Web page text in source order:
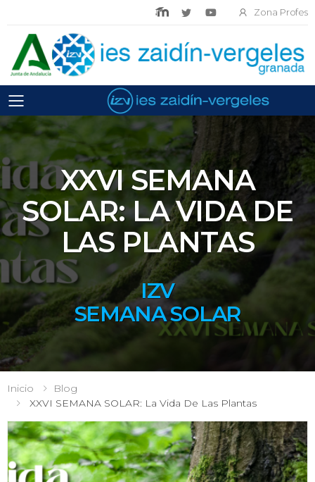
Zona Profes
Toggle mobile menu
XXVI SEMANA
SOLAR: LA VIDA DE
LAS PLANTAS
IZV
SEMANA SOLAR
Inicio
Blog
XXVI SEMANA SOLAR: La Vida De Las Plantas